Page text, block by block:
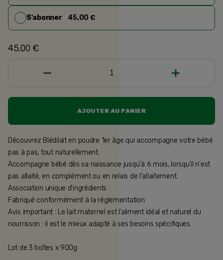
S'abonner 45,00 €
45,00 €
1
AJOUTER AU PANIER
Découvrez Blédilait en poudre 1er âge qui accompagne votre bébé
pas à pas, tout naturellement. ⠀⠀⠀⠀⠀⠀⠀⠀⠀
Accompagne bébé dès sa naissance jusqu'à 6 mois, lorsqu'il n'est
pas allaité, en complément ou en relais de l'allaitement.
Association unique d'ingrédients
Fabriqué conformément à la réglementation ⠀⠀⠀⠀⠀⠀⠀⠀⠀
Avis important : Le lait maternel est l’aliment idéal et naturel du
nourrisson : il est le mieux adapté à ses besoins spécifiques.
Lot de 3 boîtes x 900g